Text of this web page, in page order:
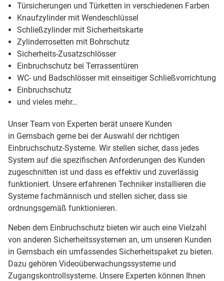
Türsicherungen und Türketten in verschiedenen Farben
Knaufzylinder mit Wendeschlüssel
Schließzylinder mit Sicherheitskarte
Zylinderrosetten mit Bohrschutz
Sicherheits-Zusatzschlösser
Einbruchschutz bei Terrassentüren
WC- und Badschlösser mit einseitiger Schließvorrichtung
Einbruchschutz
und vieles mehr…
Unser Team von Experten berät unsere Kunden
in Gernsbach gerne bei der Auswahl der richtigen
Einbruchschutz-Systeme. Wir stellen sicher, dass jedes
System auf die spezifischen Anforderungen des Kunden
zugeschnitten ist und dass es effektiv und zuverlässig
funktioniert. Unsere erfahrenen Techniker installieren die
Systeme fachmännisch und stellen sicher, dass sie
ordnungsgemäß funktionieren.
Neben dem Einbruchschutz bieten wir auch eine Vielzahl
von anderen Sicherheitssystemen an, um unseren Kunden
in Gernsbach ein umfassendes Sicherheitspaket zu bieten.
Dazu gehören Videoüberwachungssysteme und
Zugangskontrollsysteme. Unsere Experten können Ihnen